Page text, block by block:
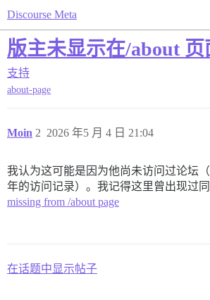
Discourse Meta
版主未显示在/about 页
支持
about-page
Moin 2026 年5 月 4 日 21:04
2
我认为这可能是因为他尚未访问过论坛
年的访问记录）。我记得这里曾出现过同
missing from /about page
在话题中显示帖子